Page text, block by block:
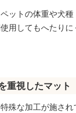
ットの体重や犬
用してもへたりに
重視したマット
殊な加工が施さ